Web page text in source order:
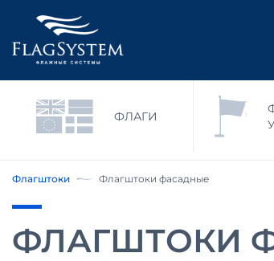
ФЛАГИ
Флагштоки Флагштоки фасадные
ФЛАГШТОКИ